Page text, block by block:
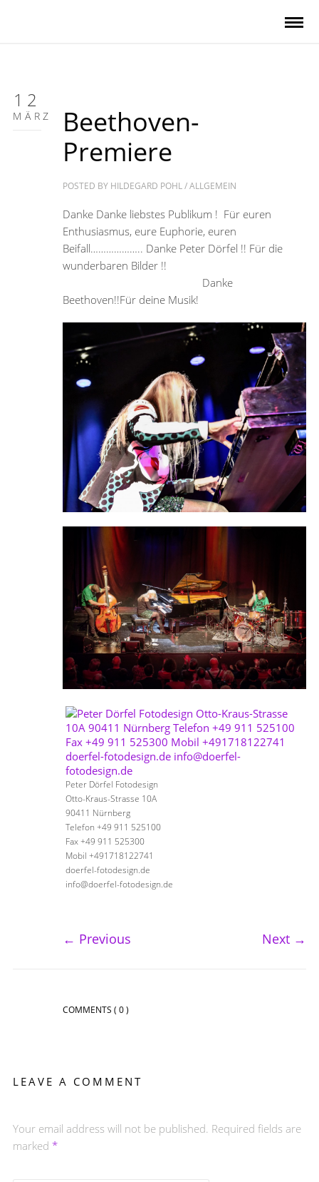
12
MÄRZ
Beethoven-
Premiere
POSTED BY HILDEGARD POHL/ALLGEMEIN
Danke Danke liebstes Publikum ! Für euren
Enthusiasmus, eure Euphorie, euren
Beifall……………….. Danke Peter Dörfel !! Für die
wunderbaren Bilder !!
Danke
Beethoven!!Für deine Musik!
Peter Dörfel Fotodesign
Otto-Kraus-Strasse 10A
90411 Nürnberg
Telefon +49 911 525100
Fax +49 911 525300
Mobil +491718122741
doerfel-fotodesign.de
info@doerfel-fotodesign.de
← Previous Next →
COMMENTS ( 0 )
LEAVE A COMMENT
Your email address will not be published. Required fields are
marked *